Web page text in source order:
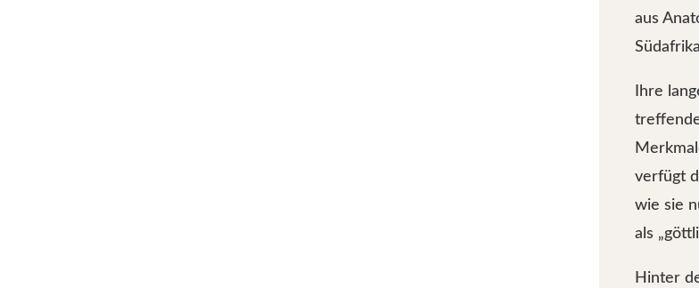
aus
Ihre
verfügt
wie sie
als
Hinter